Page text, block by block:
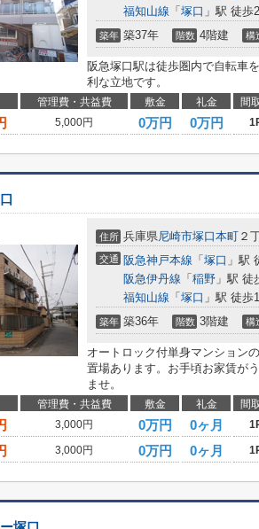
福知山線 「 塚口 」駅 徒歩
築年 築37年 階数 4階建 構
阪急塚口駅は徒歩圏内で自転車
利な立地です。
管理費・共益費 敷金 礼金 間
5,000円 0万円 0万円
住所 兵庫県尼崎市塚口本町 ２
交通 阪急神戸本線 「 塚口 」駅
阪急伊丹線 「 稲野 」駅 徒
福知山線 「 塚口 」駅 徒歩
築年 築36年 階数 3階建 構
オートロック付単身マンション
置場あります。お手頃お家賃が
ませ。
管理費・共益費 敷金 礼金 間
3,000円 0万円 0ヶ月
3,000円 0万円 0ヶ月